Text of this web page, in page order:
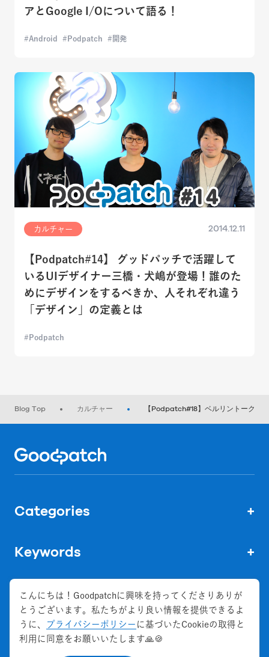
アとGoogle I/Oについて語る！
Android Podpatch 開発
カルチャー 2014.12.11
【Podpatch#14】 グッドパッチで活躍して
いるUIデザイナー三橋・犬嶋が登場！誰のた
めにデザインをするべきか、人それぞれ違う
「デザイン」の定義とは
Podpatch
Blog Top カルチャー 【Podpatch#18】ベルリントーク
Categories +
Keywords +
株式会社グッドパッチ
会社概要
こんにちは！Goodpatchに興味を持ってくださりありが
とうございます。私たちがより良い情報を提供できるよ
うに、
プライバシーポリシー に基づいたCookieの取得と
利用に同意をお願いいたします🙏🍪